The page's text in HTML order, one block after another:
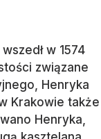
w 1574
związane
Henryka
Krakowie także
Henryka,